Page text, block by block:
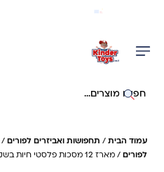
חיפוש באתר
עמוד הבית / תחפושות ואביזרים לפורים /
לפורים / מארז 12 מסכות פלסטי חיות בשקית